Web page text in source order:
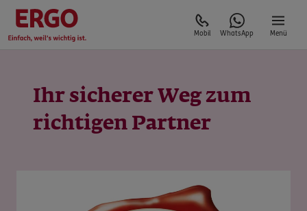
Mobil WhatsApp Menü
Ihr sicherer Weg zum
richtigen Partner